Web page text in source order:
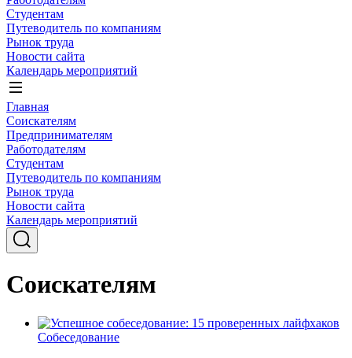
Студентам
Путеводитель по компаниям
Рынок труда
Новости сайта
Календарь мероприятий
Главная
Соискателям
Предпринимателям
Работодателям
Студентам
Путеводитель по компаниям
Рынок труда
Новости сайта
Календарь мероприятий
Соискателям
Собеседование